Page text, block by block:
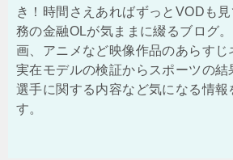
き！時間さえあればずっとVODも
務の金融OLが気ままに綴るブログ
画、アニメなど映像作品のあらすじ
実在モデルの検証からスポーツの結
選手に関する内容など気になる情報
す。